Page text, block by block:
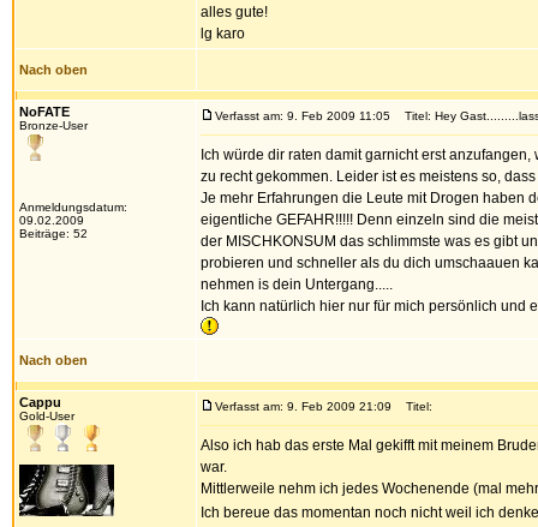
alles gute!
lg karo
Nach oben
NoFATE
Bronze-User
Anmeldungsdatum:
09.02.2009
Beiträge: 52
Verfasst am: 9. Feb 2009 11:05 Titel: Hey
Ich würde dir raten damit garnicht erst
zu recht gekommen. Leider ist es meistens so,
Je mehr Erfahrungen die Leute mit Drogen haben
eigentliche GEFAHR!!!!! Denn einzeln sind die
der MISCHKONSUM das schlimmste was es gibt
probieren und schneller als du dich umschaauen
nehmen is dein Untergang.....
Ich kann natürlich hier nur für mich persönlich und
Nach oben
Cappu
Gold-User
Verfasst am: 9. Feb 2009 21:09 Titel:
Also ich hab das erste Mal gekifft mit meinem
war.
Mittlerweile nehm ich jedes Wochenende (mal
Ich bereue das momentan noch nicht weil ich